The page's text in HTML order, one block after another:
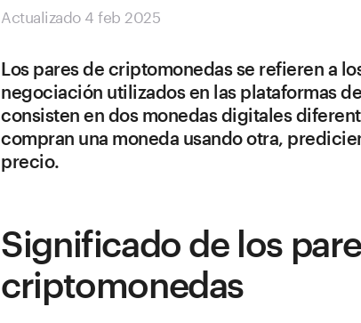
Actualizado 4 feb 2025
Los pares de criptomonedas se refieren a
negociación utilizados en las plataformas
consisten en dos monedas digitales
compran una moneda usando otra,
precio.
Significado de los
criptomonedas